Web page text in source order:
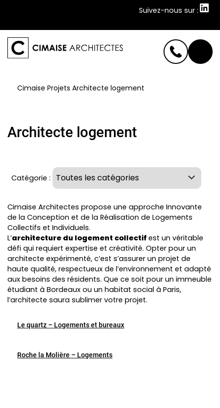
Suivez-nous sur : Suivez-nous sur :
Cimaise Projets Architecte logement
Architecte logement
Catégorie :
Cimaise Architectes propose une approche Innovante
de la Conception et de la Réalisation de Logements
Collectifs et Individuels.
L’architecture du logement collectif est un véritable
défi qui requiert expertise et créativité. Opter pour un
architecte expérimenté, c’est s’assurer un projet de
haute qualité, respectueux de l’environnement et adapté
aux besoins des résidents. Que ce soit pour un immeuble
étudiant à Bordeaux ou un habitat social à Paris,
l’architecte saura sublimer votre projet.
Le quartz – Logements et bureaux
Roche la Molière – Logements